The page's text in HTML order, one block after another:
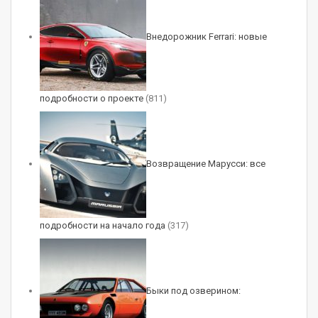
Изображения интерьера новой Примэры еще не
опубликованы, но вряд ли ее салон будет
отличаться от внутреннего убранства седана
Nissan N7. Оно сделано по китайским лекалам
с минимумом кнопок, большим монитором по
центру передней панели и подрулевым
селектором управления трансмиссией. На
двухъярусном центральном тоннеле
расположены подстаканники, подлокотник и
двойная площадка беспроводной зарядки.
Китайский Nissan N7 представлен в двух чисто
Внедорожник Ferrari: новые
подробности о проекте (811)
Возвращение Марусси: все
подробности на начало года (317)
Быки под озверином: